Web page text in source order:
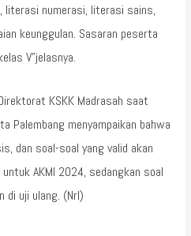
literasi numerasi, literasi sains,
keunggulan. Sasaran peserta
V”jelasnya.
KSKK Madrasah saat
Palembang menyampaikan bahwa
dan soal-soal yang valid akan
AKMI 2024, sedangkan soal
di uji ulang. (Nrl)